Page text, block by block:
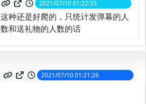
2021/07/10 01:22:33
这种还是好爬的，只统计发弹幕的人
数和送礼物的人数的话
2021/07/10 01:21:26